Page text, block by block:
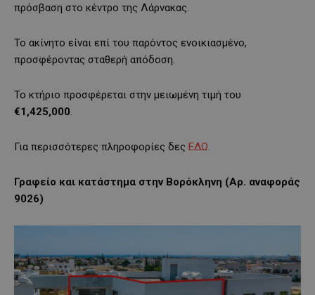
πρόσβαση στο κέντρο της Λάρνακας.
Το ακίνητο είναι επί του παρόντος ενοικιασμένο,
προσφέροντας σταθερή απόδοση.
Το κτήριο προσφέρεται στην μειωμένη τιμή του
€1,425,000.
Για περισσότερες πληροφορίες δες ΕΔΩ.
Γραφείο και κατάστημα στην Βορόκληνη (Αρ. αναφοράς
9026)